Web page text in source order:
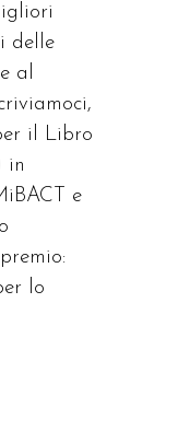
delle
al
il Libro
in
e
lo